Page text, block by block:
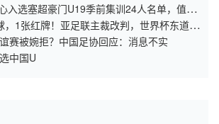
入选塞超豪门U19季前集训24人名单，值得
，1张红牌！亚足联主裁改判，世界杯东道主
赛被婉拒？中国足协回应：消息不实
中国U